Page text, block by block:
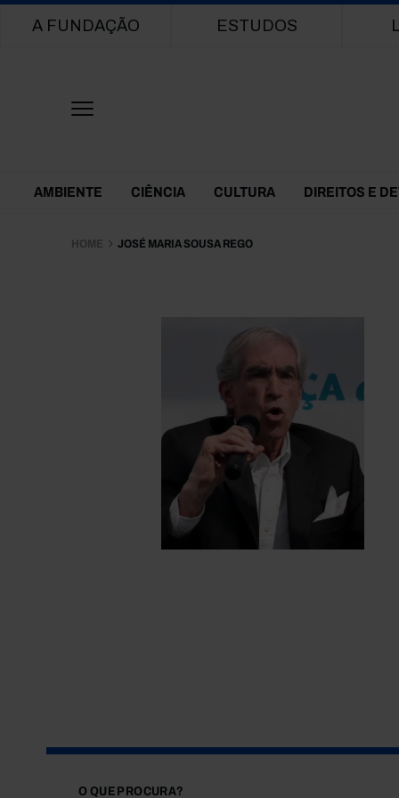
Main navigation
A FUNDAÇÃO ESTUDOS
Themes Menu
AMBIENTE CIÊNCIA CULTURA DIREITOS E
HOME JOSÉ MARIA SOUSA REGO
O QUE PROCURA?